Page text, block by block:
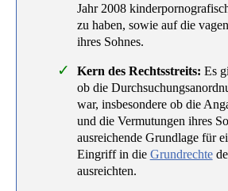
Jahr 2008
zu haben, sowie auf die
ihres Sohnes.
Kern des Rechtsstreits: Es
ob die
war, insbesondere ob die
und die Vermutungen ihres
ausreichende Grundlage für
Eingriff in die Grundrechte
ausreichten.